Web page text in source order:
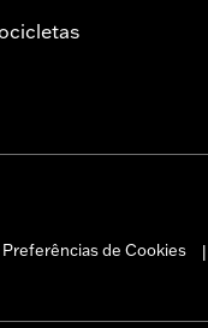
de Cookies